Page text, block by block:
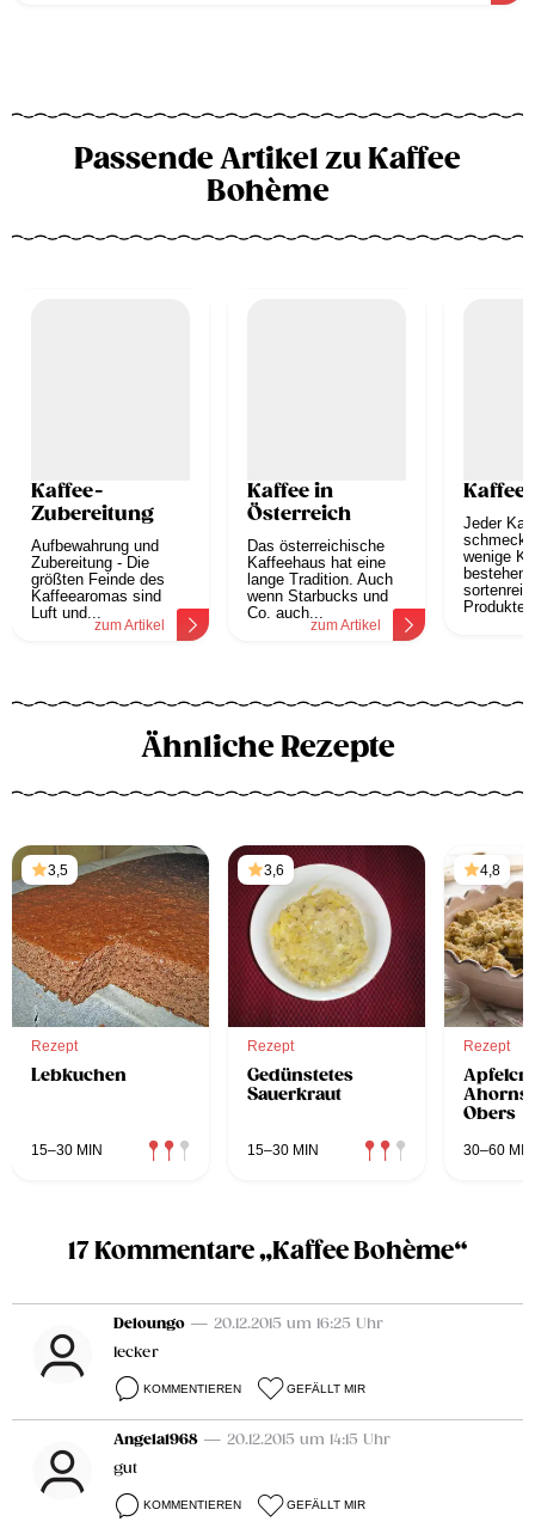
Passende Artikel zu Kaffee
Bohème
Kaffee-
Zubereitung
Aufbewahrung und
Zubereitung - Die
größten Feinde des
Kaffeearomas sind
Luft und...
zum Artikel
Kaffee in
Österreich
Das österreichische
Kaffeehaus hat eine
lange Tradition. Auch
wenn Starbucks und
Co. auch...
zum Artikel
Jeder
schmeckt
wenige
bestehen
Ähnliche Rezepte
3,5
Rezept
Lebkuchen
15–30 MIN
3,6
Rezept
Gedünstetes
Sauerkraut
15–30 MIN
4,8
Rezept
Obers
30–60 MIN
17 Kommentare „Kaffee Bohème“
Deloungo — 20.12.2015 um 16:25 Uhr
lecker
KOMMENTIEREN GEFÄLLT MIR
Angela1968 — 20.12.2015 um 14:15 Uhr
gut
KOMMENTIEREN GEFÄLLT MIR